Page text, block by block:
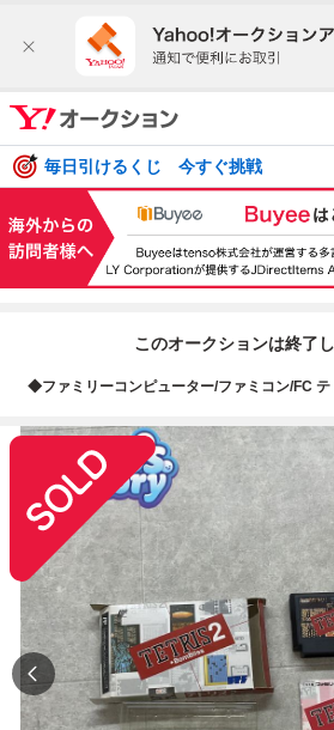
毎日引けるくじ 今すぐ挑戦
このオークションは終了
◆ファミリーコンピューター/ファミコン/FC テ